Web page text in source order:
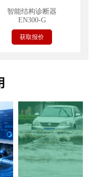
智能结构诊断器
EN300-G
获取报价